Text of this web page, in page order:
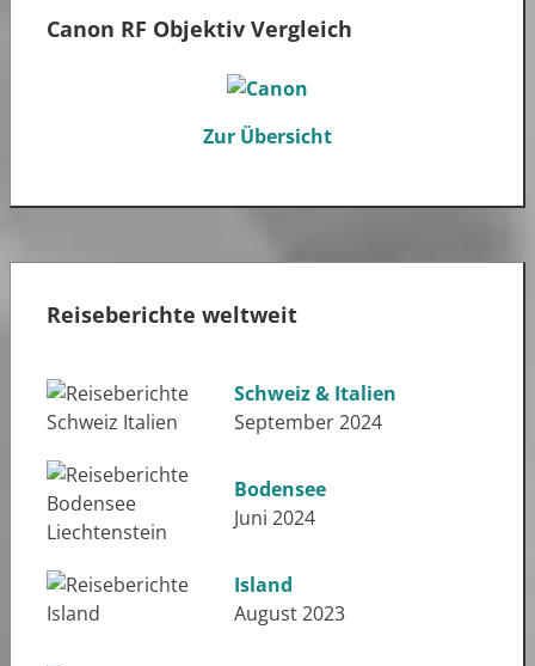
Canon RF Objektiv Vergleich
Zur Übersicht
Reiseberichte weltweit
Schweiz & Italien
September 2024
Bodensee
Juni 2024
Island
August 2023